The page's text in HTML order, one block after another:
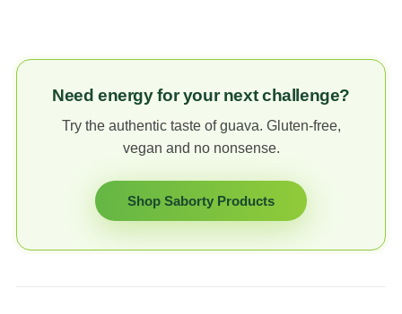
Need energy for your next challenge?
Try the authentic taste of guava. Gluten-free,
vegan and no nonsense.
Shop Saborty Products